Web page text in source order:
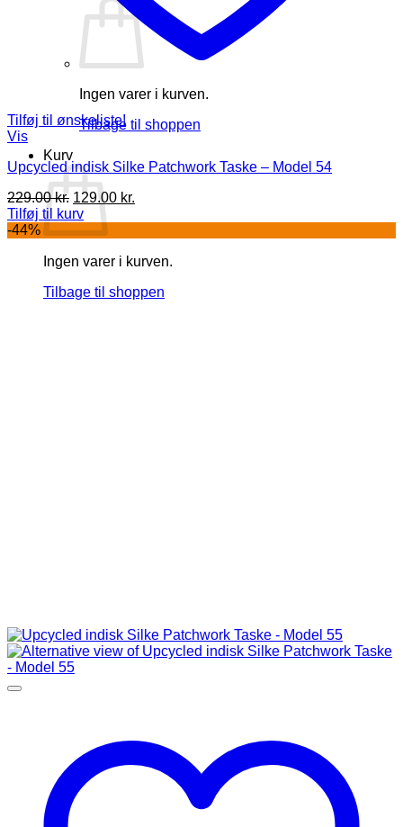
Ingen varer i kurven.
Tilbage til shoppen
Kurv
Ingen varer i kurven.
Tilbage til shoppen
Tilføj til ønskeliste!
Vis
Upcycled indisk Silke Patchwork Taske – Model 54
229.00kr. Den
oprindelige
pris
229.00 kr..
129.00 kr.
129.00 kr..
Tilføj til kurv
-44%